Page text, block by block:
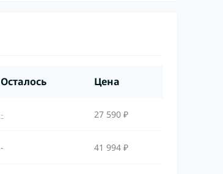
Осталось Цена
- 27 590 ₽
- 41 994 ₽